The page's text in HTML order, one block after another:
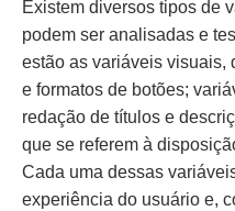
Existem diversos tipos de
podem ser analisadas e
estão as variáveis visuais,
e formatos de botões;
redação de títulos e
que se referem à
Cada uma dessas
experiência do usuário e,